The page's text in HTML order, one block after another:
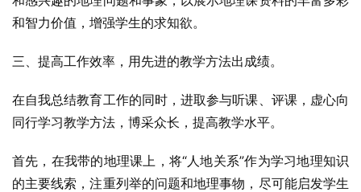
和智力价值，增强学生的求知欲。
三、提高工作效率，用先进的教学方法出成绩。
在自我总结教育工作的同时，进取参与听课、评课，虚心向
同行学习教学方法，博采众长，提高教学水平。
首先，在我带的地理课上，将“人地关系”作为学习地理知识
的主要线索，注重列举的问题和地理事物，尽可能启发学生